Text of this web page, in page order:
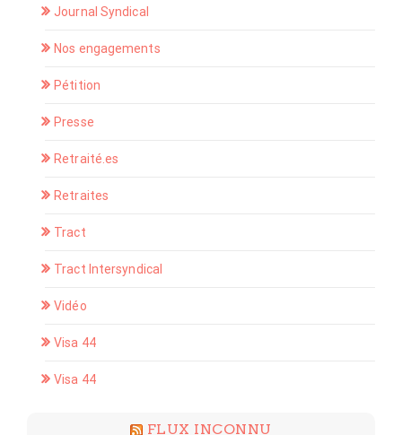
Journal Syndical
Nos engagements
Pétition
Presse
Retraité.es
Retraites
Tract
Tract Intersyndical
Vidéo
Visa 44
Visa 44
FLUX INCONNU